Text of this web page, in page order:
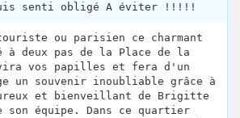
senti obligé A éviter !!!!!
ou parisien ce charmant
à deux pas de la Place de la
vos papilles et fera d'un
un souvenir inoubliable grâce à
et bienveillant de Brigitte
équipe. Dans ce quartier